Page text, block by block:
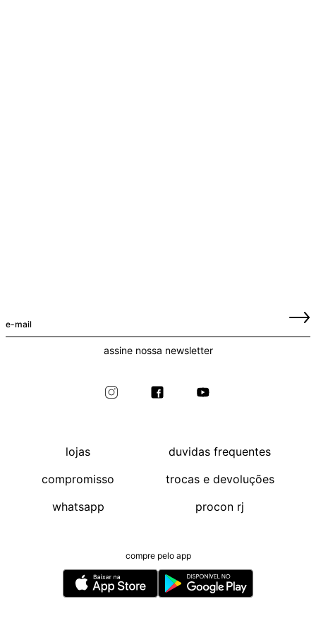
assine nossa newsletter
lojas
compromisso
whatsapp
duvidas frequentes
trocas e devoluções
procon rj
compre pelo app